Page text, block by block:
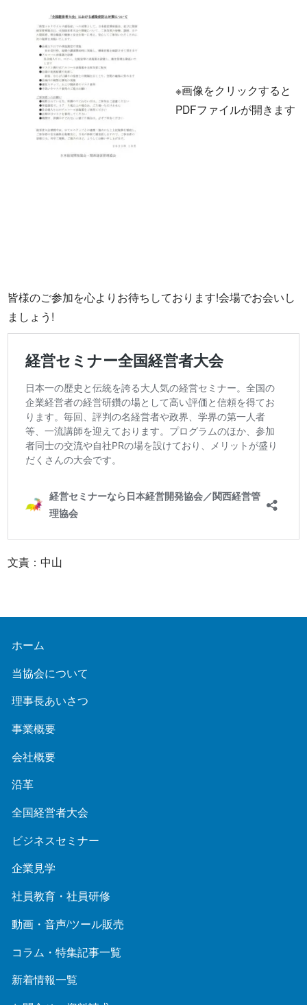
※画像をクリックすると
PDFファイルが開きます
皆様のご参加を心よりお待ちしております!会場でお会いし
ましょう!
文責：中山
ホーム
当協会について
理事長あいさつ
事業概要
会社概要
沿革
全国経営者大会
ビジネスセミナー
企業見学
社員教育・社員研修
動画・音声/ツール販売
コラム・特集記事一覧
新着情報一覧